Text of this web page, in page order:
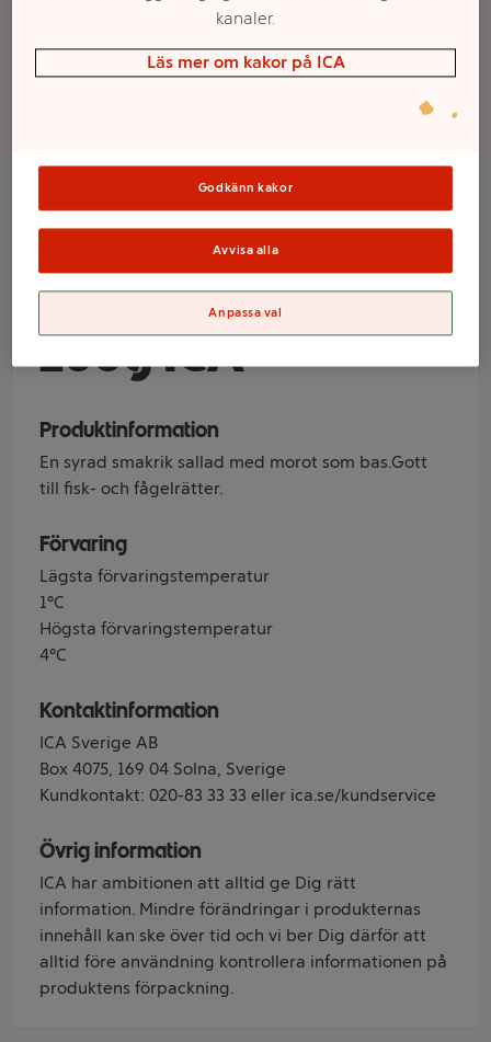
Koreansk
morotssallad
200g ICA
Produktinformation
En syrad smakrik sallad med morot som bas.Gott
till fisk- och fågelrätter.
Förvaring
Lägsta förvaringstemperatur
1°C
Högsta förvaringstemperatur
4°C
Kontaktinformation
ICA Sverige AB
Box 4075, 169 04 Solna, Sverige
Kundkontakt: 020-83 33 33 eller ica.se/kundservice
Övrig information
ICA har ambitionen att alltid ge Dig rätt
information. Mindre förändringar i produkternas
innehåll kan ske över tid och vi ber Dig därför att
alltid före användning kontrollera informationen på
produktens förpackning.
kanaler.
Läs mer om kakor på ICA
Godkänn kakor
Avvisa alla
Anpassa val